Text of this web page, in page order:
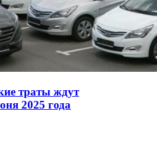
траты ждут
2025 года